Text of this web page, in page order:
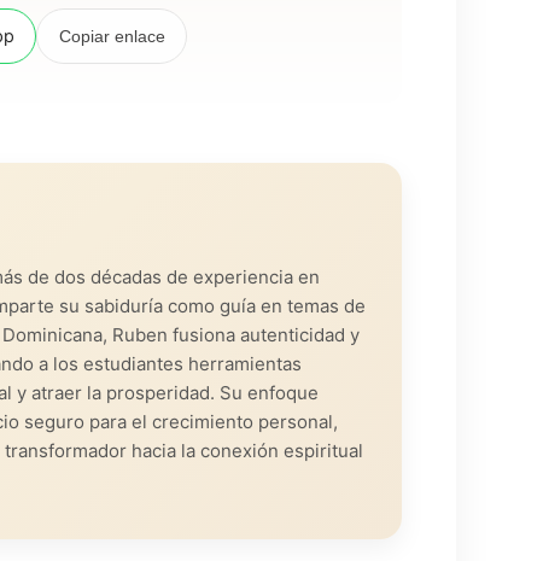
Copiar enlace
de dos décadas de experiencia en
su sabiduría como guía en temas de
Ruben fusiona autenticidad y
a los estudiantes herramientas
y atraer la prosperidad. Su enfoque
seguro para el crecimiento personal,
hacia la conexión espiritual